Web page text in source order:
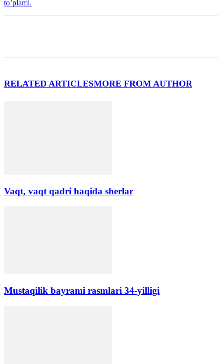
to’plami.
RELATED ARTICLESMORE FROM AUTHOR
Vaqt, vaqt qadri haqida sherlar
Mustaqilik bayrami rasmlari 34-yilligi